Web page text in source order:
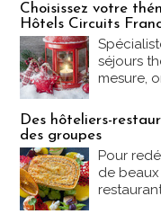
Choisissez votre
Hôtels Circuits
séjours
mesure,
Des hôteliers-
des groupes
Pour
de